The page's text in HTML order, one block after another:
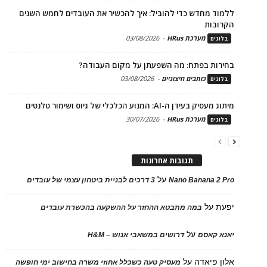
ללמוד מחדש כדי להוביל: איך להכשיר את העובדים לחמש השנים
הקרובות
בלוגים מערכת HRus -
03/08/2026
בחירות בפתח: מה השפעתן על מקום העבודה?
בלוגים כותבים חיצוניים -
03/08/2026
מיתוג מעסיק בעידן ה-AI: המנוע הכלכלי של גיוס ושימור טלנטים
בלוגים מערכת HRus -
30/07/2026
תגובות אחרונות
Nano Banana 2 Proעל 3 דרכים לבניית ביטחון עצמי של עובדים
יפעתעל במה מתבטא ההחזר על ההשקעה בהכשרת עובדים
יאנא קאסםעלדרושים במשאבי אנוש – H&M
אלון פיאדה על מעסיק טעה כשכלל אחוזי משרה בחישוב ימי חופשה